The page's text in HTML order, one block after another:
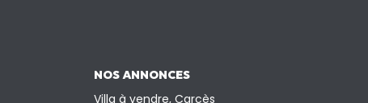
NOS ANNONCES
Villa à vendre, Carcès